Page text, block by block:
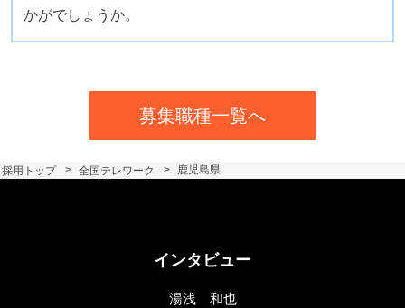
かがでしょうか。
募集職種一覧へ
採用トップ 全国テレワーク 鹿児島県
インタビュー
湯浅 和也